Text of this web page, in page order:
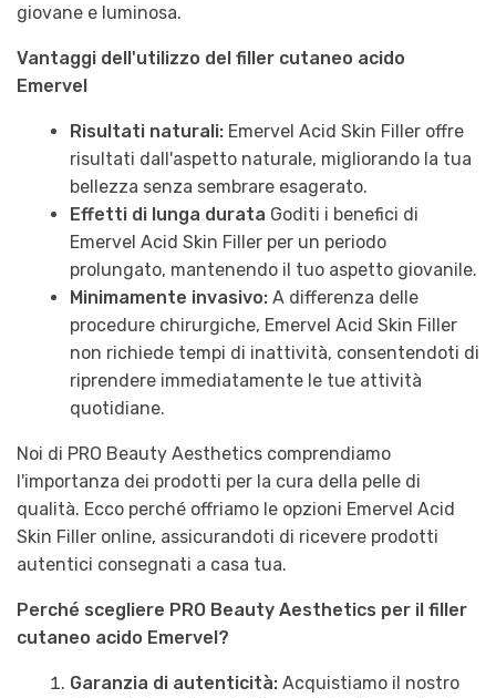
giovane e luminosa.
Vantaggi dell'utilizzo del filler cutaneo acido
Emervel
Risultati naturali: Emervel Acid Skin Filler offre
risultati dall'aspetto naturale, migliorando la tua
bellezza senza sembrare esagerato.
Effetti di lunga durata Goditi i benefici di
Emervel Acid Skin Filler per un periodo
prolungato, mantenendo il tuo aspetto giovanile.
Minimamente invasivo: A differenza delle
procedure chirurgiche, Emervel Acid Skin Filler
non richiede tempi di inattività, consentendoti di
riprendere immediatamente le tue attività
quotidiane.
Noi di PRO Beauty Aesthetics comprendiamo
l'importanza dei prodotti per la cura della pelle di
qualità. Ecco perché offriamo le opzioni Emervel Acid
Skin Filler online, assicurandoti di ricevere prodotti
autentici consegnati a casa tua.
Perché scegliere PRO Beauty Aesthetics per il filler
cutaneo acido Emervel?
Garanzia di autenticità: Acquistiamo il nostro